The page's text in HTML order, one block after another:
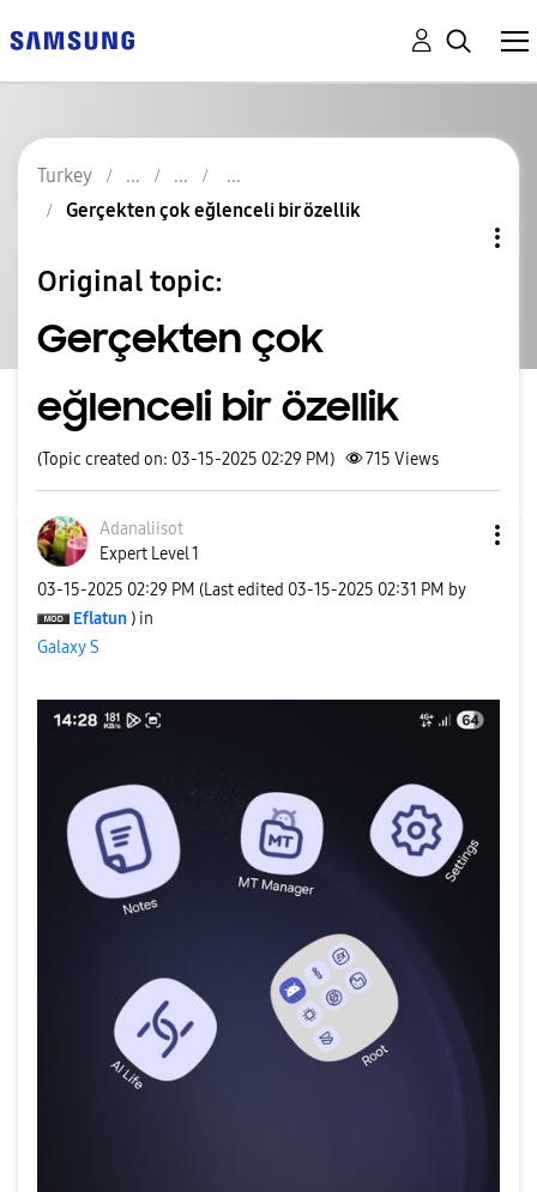
Turkey
Gerçekten çok eğlenceli bir özellik
Original topic:
Gerçekten çok
eğlenceli bir özellik
(Topic created on: 03-15-2025 02:29 PM) 715 Views
Adanaliisot
Expert Level 1
‎03-15-2025 02:29 PM (Last edited ‎03-15-2025 02:31 PM by
Eflatun ) in
Galaxy S